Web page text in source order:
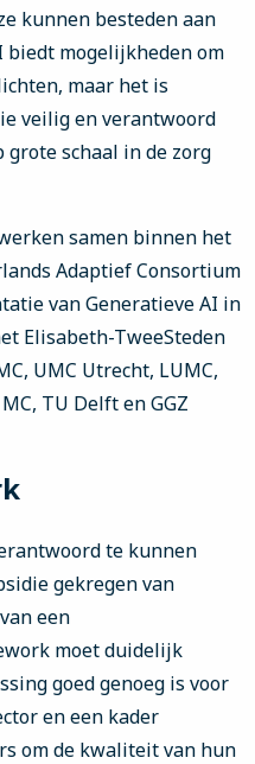
kunnen besteden aan
biedt mogelijkheden om
maar het is
veilig en verantwoord
schaal in de zorg
samen binnen het
Adaptief Consortium
van Generatieve AI in
Elisabeth-TweeSteden
UMC Utrecht, LUMC,
TU Delft en GGZ
te kunnen
gekregen van
een
moet duidelijk
goed genoeg is voor
en een kader
om de kwaliteit van hun